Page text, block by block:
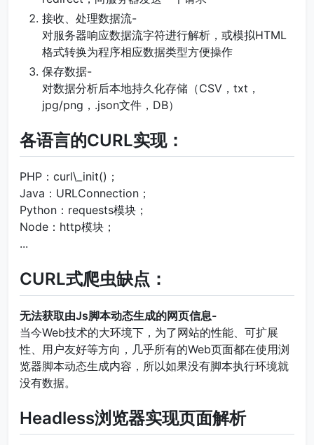
接收、处理数据流-
对服务器响应数据流字符进行解析，或模拟HTML
格式转换为程序相应数据类型方便操作
保存数据-
对数据分析后本地持久化存储（CSV，txt，
jpg/png，.json文件，DB）
各语言的CURL实现：
PHP：curl\_init()；
Java：URLConnection；
Python：requests模块；
Node：http模块；
...
CURL式爬虫缺点：
无法获取由Js脚本动态生成的网页信息-
当今Web技术的大环境下，为了网站的性能、可扩展
性、用户友好等方向，几乎所有的Web页面都在使用浏
览器脚本动态生成内容，所以如果没有脚本执行环境就
没有数据。
Headless浏览器实现页面解析